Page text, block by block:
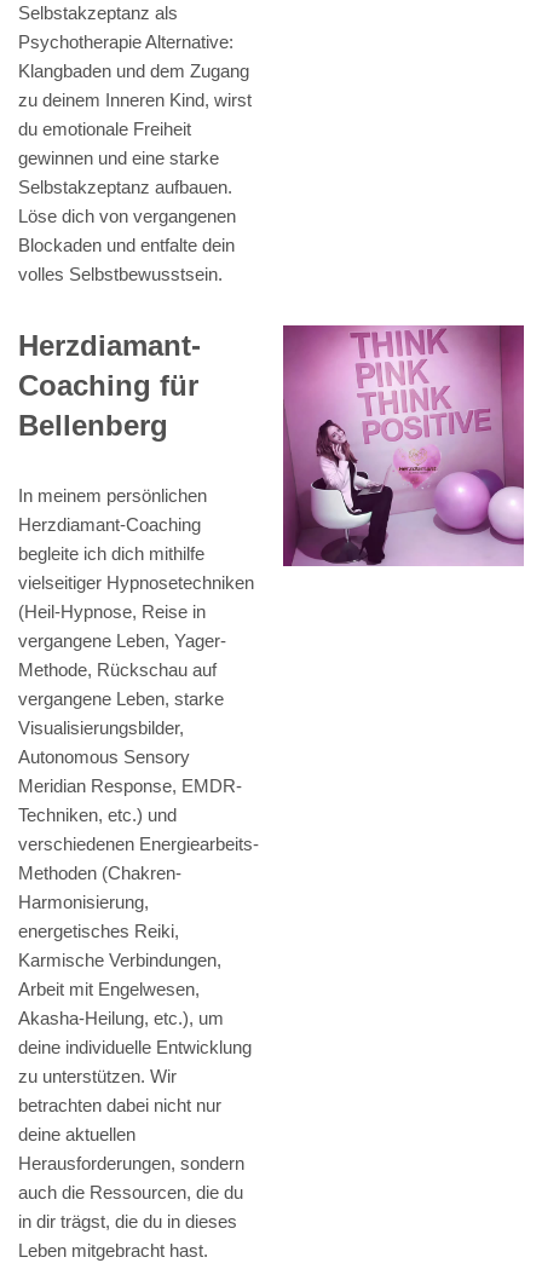
Selbstakzeptanz als
Psychotherapie Alternative:
Klangbaden und dem Zugang
zu deinem Inneren Kind, wirst
du emotionale Freiheit
gewinnen und eine starke
Selbstakzeptanz aufbauen.
Löse dich von vergangenen
Blockaden und entfalte dein
volles Selbstbewusstsein.
Herzdiamant-
Coaching für
Bellenberg
In meinem persönlichen
Herzdiamant-Coaching
begleite ich dich mithilfe
vielseitiger Hypnosetechniken
(Heil-Hypnose, Reise in
vergangene Leben, Yager-
Methode, Rückschau auf
vergangene Leben, starke
Visualisierungsbilder,
Autonomous Sensory
Meridian Response, EMDR-
Techniken, etc.) und
verschiedenen Energiearbeits-
Methoden (Chakren-
Harmonisierung,
energetisches Reiki,
Karmische Verbindungen,
Arbeit mit Engelwesen,
Akasha-Heilung, etc.), um
deine individuelle Entwicklung
zu unterstützen. Wir
betrachten dabei nicht nur
deine aktuellen
Herausforderungen, sondern
auch die Ressourcen, die du
in dir trägst, die du in dieses
Leben mitgebracht hast.